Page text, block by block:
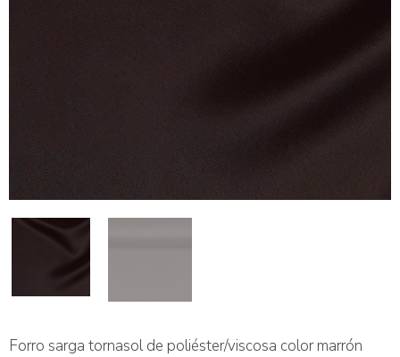
Forro sarga tornasol de poliéster/viscosa color marrón